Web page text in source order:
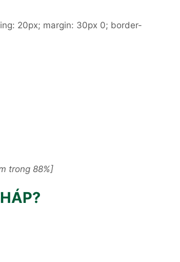
20px; margin: 30px 0; border-
trong 88%]